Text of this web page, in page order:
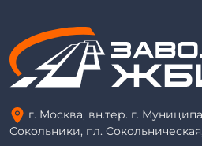
г. Москва, вн.тер. г.
Сокольники, пл.